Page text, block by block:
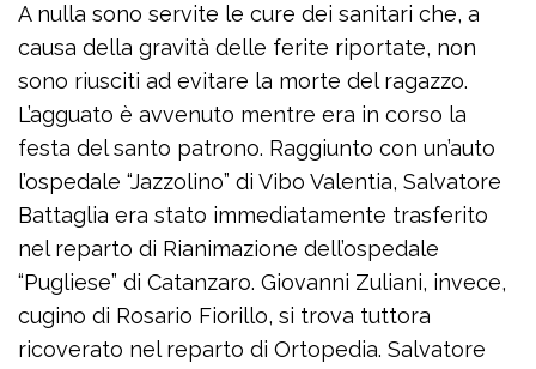
A nulla sono servite le cure dei sanitari che, a
causa della gravità delle ferite riportate, non
sono riusciti ad evitare la morte del ragazzo.
L’agguato è avvenuto mentre era in corso la
festa del santo patrono. Raggiunto con un’auto
l’ospedale “Jazzolino” di Vibo Valentia, Salvatore
Battaglia era stato immediatamente trasferito
nel reparto di Rianimazione dell’ospedale
“Pugliese” di Catanzaro. Giovanni Zuliani, invece,
cugino di Rosario Fiorillo, si trova tuttora
ricoverato nel reparto di Ortopedia. Salvatore